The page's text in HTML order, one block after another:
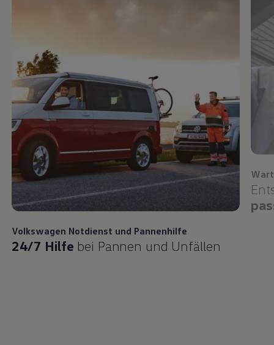
Volkswagen Notdienst und Pannenhilfe
24/7 Hilfe bei Pannen und Unfällen